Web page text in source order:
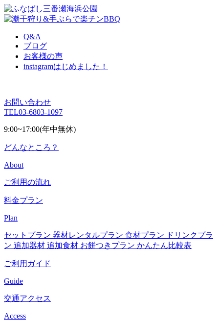
Q&A
ブログ
お客様の声
instagramはじめました！
お問い合わせ
TEL03-6803-1097
9:00~17:00(年中無休)
どんなところ？
About
ご利用の流れ
料金プラン
Plan
セットプラン 器材レンタルプラン 食材プラン ドリンクプラ
ン 追加器材 追加食材 お餅つきプラン かんたん比較表
ご利用ガイド
Guide
交通アクセス
Access